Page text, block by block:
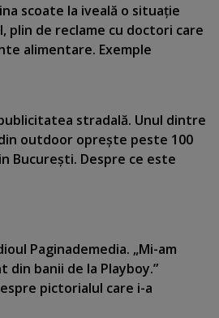
scoate la iveală o situaţie
plin de reclame cu doctori care
alimentare. Exemple
stradală. Unul dintre
outdoor opreşte peste 100
Bucureşti. Despre ce este
Paginademedia. „Mi-am
banii de la Playboy.”
pictorialul care i-a